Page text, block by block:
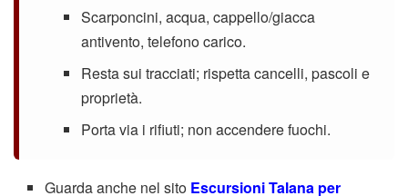
Scarponcini, acqua, cappello/giacca
antivento, telefono carico.
Resta sui tracciati; rispetta cancelli, pascoli e
proprietà.
Porta via i rifiuti; non accendere fuochi.
Guarda anche nel sito Escursioni Talana per